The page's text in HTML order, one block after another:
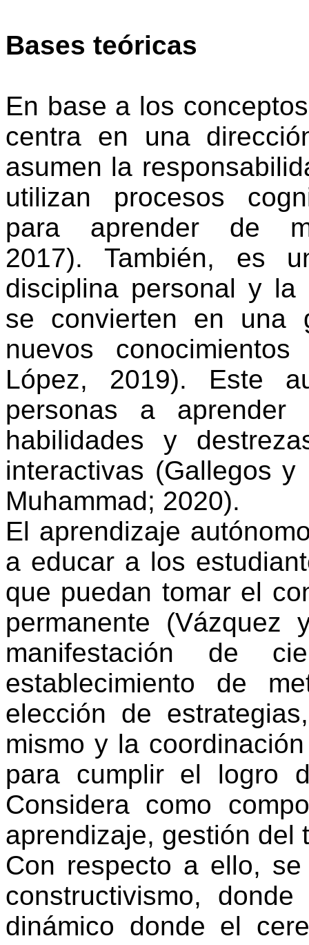
Bases teóricas
En base a los conceptos
centra en una
asumen la
utilizan
procesos
para aprender de
2017).También, es
disciplina personal y la
se convierten en una
nuevos
conocimientos
López, 2019). Este
personas a aprender
habilidades y
interactivas (Gallegos y
Muhammad; 2020).
El aprendizaje
a educar a los
que puedan tomar el
permanente (Vázquez
manifestación de
establecimiento de
elección de estrategias
mismo y la coordinación
para cumplir el logro
Considera como
aprendizaje, gestión del
Con respecto a ello,
constructivismo, donde
dinámico donde el